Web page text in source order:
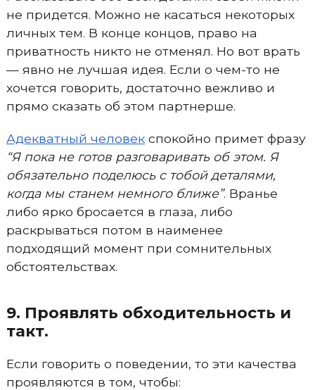
не придется. Можно не касаться некоторых
личных тем. В конце концов, право на
приватность никто не отменял. Но вот врать
— явно не лучшая идея. Если о чем-то не
хочется говорить, достаточно вежливо и
прямо сказать об этом партнерше.
Адекватный человекспокойно примет фразу
“Я пока не готов разговаривать об этом. Я
обязательно поделюсь с тобой деталями,
когда мы станем немного ближе”. Вранье
либо ярко бросается в глаза, либо
раскрываться потом в наименее
подходящий момент при сомнительных
обстоятельствах.
9. Проявлять обходительность и
такт.
Если говорить о поведении, то эти качества
проявляются в том, чтобы: